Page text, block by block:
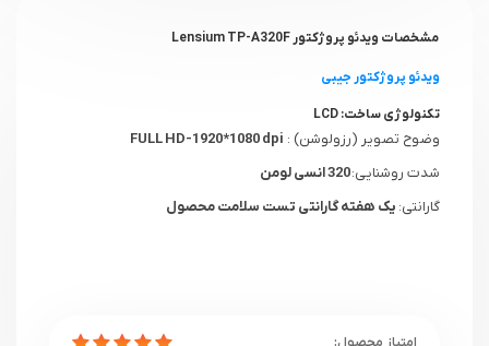
مشخصات ویدئو پروژکتور Lensium TP-A320F
ویدئو پروژکتور جیبی
تکنولوژی ساخت:LCD
وضوح تصویر (رزولوشن) :
شدت روشنایی:
گارانتی: یک هفته گارانتی تست سلامت محصول